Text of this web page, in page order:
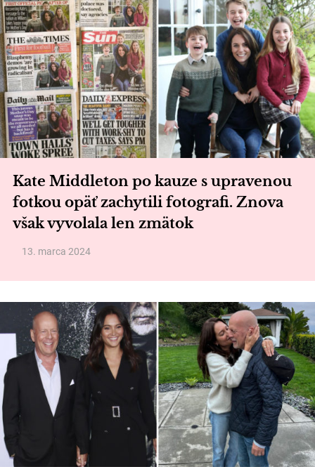
Kate Middleton po kauze s upravenou
fotkou opäť zachytili fotografi. Znova
však vyvolala len zmätok
13. marca 2024